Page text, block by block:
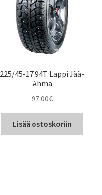
225/45-17 94T Lappi Jää-
Ahma
97.00€
Lisää ostoskoriin